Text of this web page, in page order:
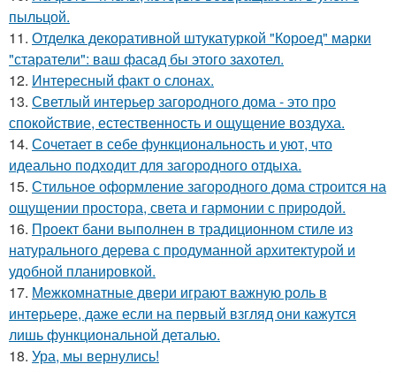
пыльцой.
11. Отделка декоративной штукатуркой "Короед" марки
"старатели": ваш фасад бы этого захотел.
12. Интересный факт о слонах.
13. Светлый интерьер загородного дома - это про
спокойствие, естественность и ощущение воздуха.
14. Сочетает в себе функциональность и уют, что
идеально подходит для загородного отдыха.
15. Стильное оформление загородного дома строится на
ощущении простора, света и гармонии с природой.
16. Проект бани выполнен в традиционном стиле из
натурального дерева с продуманной архитектурой и
удобной планировкой.
17. Межкомнатные двери играют важную роль в
интерьере, даже если на первый взгляд они кажутся
лишь функциональной деталью.
18. Ура, мы вернулись!